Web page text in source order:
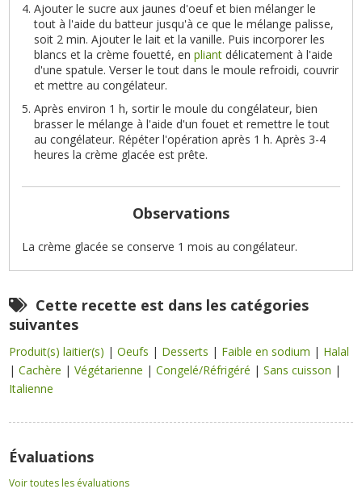
Ajouter le sucre aux jaunes d'oeuf et bien mélanger le
tout à l'aide du batteur jusqu'à ce que le mélange palisse,
soit 2 min. Ajouter le lait et la vanille. Puis incorporer les
blancs et la crème fouetté, enpliant délicatement à l'aide
d'une spatule. Verser le tout dans le moule refroidi, couvrir
et mettre au congélateur.
Après environ 1 h, sortir le moule du congélateur, bien
brasser le mélange à l'aide d'un fouet et remettre le tout
au congélateur. Répéter l'opération après 1 h. Après 3-4
heures la crème glacée est prête.
Observations
La crème glacée se conserve 1 mois au congélateur.
Cette recette est dans les catégories
suivantes
Produit(s) laitier(s) |Oeufs | Desserts | Faible en sodium | Halal
|Cachère |Végétarienne |Congelé/Réfrigéré |Sans cuisson |
Italienne
Évaluations
Voir toutes les évaluations